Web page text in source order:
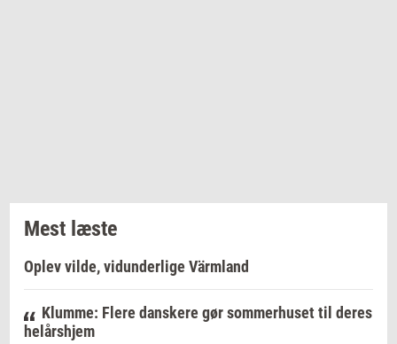
Mest læste
Oplev vilde, vidunderlige Värmland
Klumme: Flere danskere gør sommerhuset til deres
helårshjem